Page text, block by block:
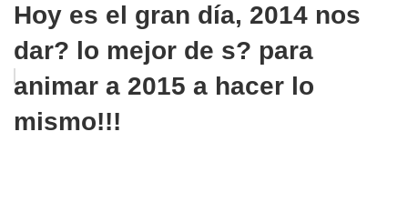
Hoy es el gran día, 2014 nos
dar? lo mejor de s? para
animar a 2015 a hacer lo
mismo!!!